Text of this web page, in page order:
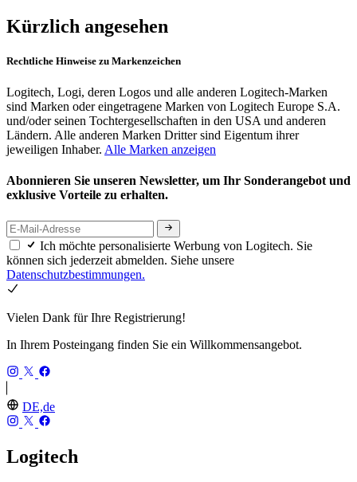
Kürzlich angesehen
Rechtliche Hinweise zu Markenzeichen
Logitech, Logi, deren Logos und alle anderen Logitech-Marken
sind Marken oder eingetragene Marken von Logitech Europe S.A.
und/oder seinen Tochtergesellschaften in den USA und anderen
Ländern. Alle anderen Marken Dritter sind Eigentum ihrer
jeweiligen Inhaber. Alle Marken anzeigen
Abonnieren Sie unseren Newsletter, um Ihr Sonderangebot und
exklusive Vorteile zu erhalten.
Ich möchte personalisierte Werbung von Logitech. Sie
können sich jederzeit abmelden. Siehe unsere
Datenschutzbestimmungen.
Vielen Dank für Ihre Registrierung!
In Ihrem Posteingang finden Sie ein Willkommensangebot.
DE,de
Logitech